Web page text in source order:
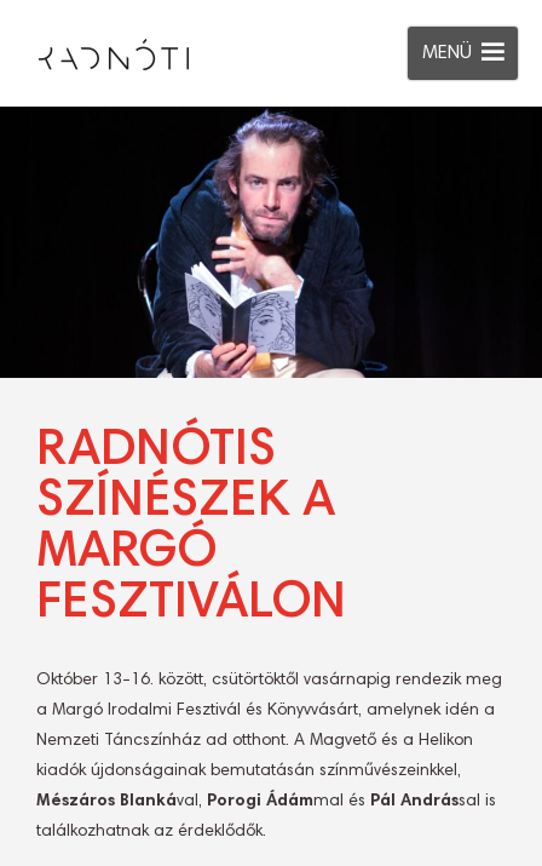
MENÜ
RADNÓTIS
SZÍNÉSZEK A
MARGÓ
FESZTIVÁLON
Október 13-16. között, csütörtöktől vasárnapig rendezik meg
a Margó Irodalmi Fesztivál és Könyvvásárt, amelynek idén a
Nemzeti Táncszínház ad otthont. A Magvető és a Helikon
kiadók újdonságainak bemutatásán színművészeinkkel,
Mészáros Blankával, Porogi Ádámmal és Pál Andrással is
találkozhatnak az érdeklődők.